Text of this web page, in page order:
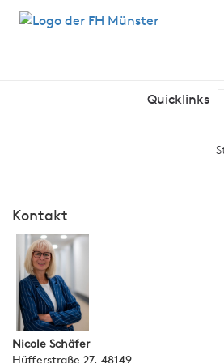
Quicklinks
Kontakt
Nicole Schäfer
Hüfferstraße 27, 48149